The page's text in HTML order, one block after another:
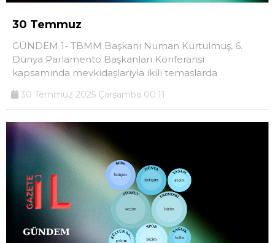
30 Temmuz
GÜNDEM 1- TBMM Başkanı Numan Kurtulmuş, 6.
Dünya Parlamento Başkanları Konferansı
kapsamında mevkidaşlarıyla ikili temaslarda
30 Temmuz 2025 Çarşamba 00:11